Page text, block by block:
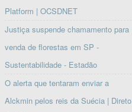
Platform | OCSDNET
Justiça suspende chamamento para
venda de florestas em SP -
Sustentabilidade - Estadão
O alerta que tentaram enviar a
Alckmin pelos reis da Suécia | Direto